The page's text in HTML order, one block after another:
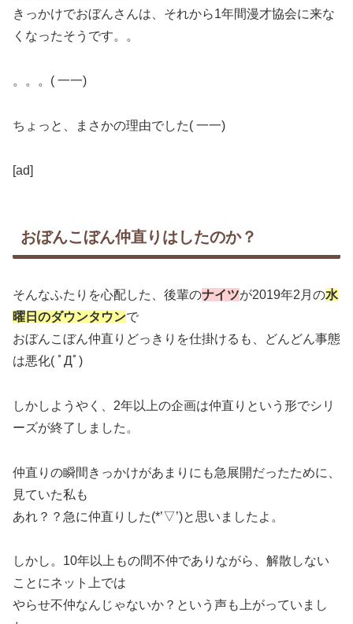
きっかけでおぼんさんは、それから1年間漫才協会に来な
くなったそうです。。
。。。( 一一)
ちょっと、まさかの理由でした( 一一)
[ad]
おぼんこぼん仲直りはしたのか？
そんなふたりを心配した、後輩のナイツが2019年2月の水
曜日のダウンタウンで
おぼんこぼん仲直りどっきりを仕掛けるも、どんどん事態
は悪化( ﾟДﾟ)
しかしようやく、2年以上の企画は仲直りという形でシリ
ーズが終了しました。
仲直りの瞬間きっかけがあまりにも急展開だったために、
見ていた私も
あれ？？急に仲直りした(*’▽’)と思いましたよ。
しかし。10年以上もの間不仲でありながら、解散しない
ことにネット上では
やらせ不仲なんじゃないか？という声も上がっていまし